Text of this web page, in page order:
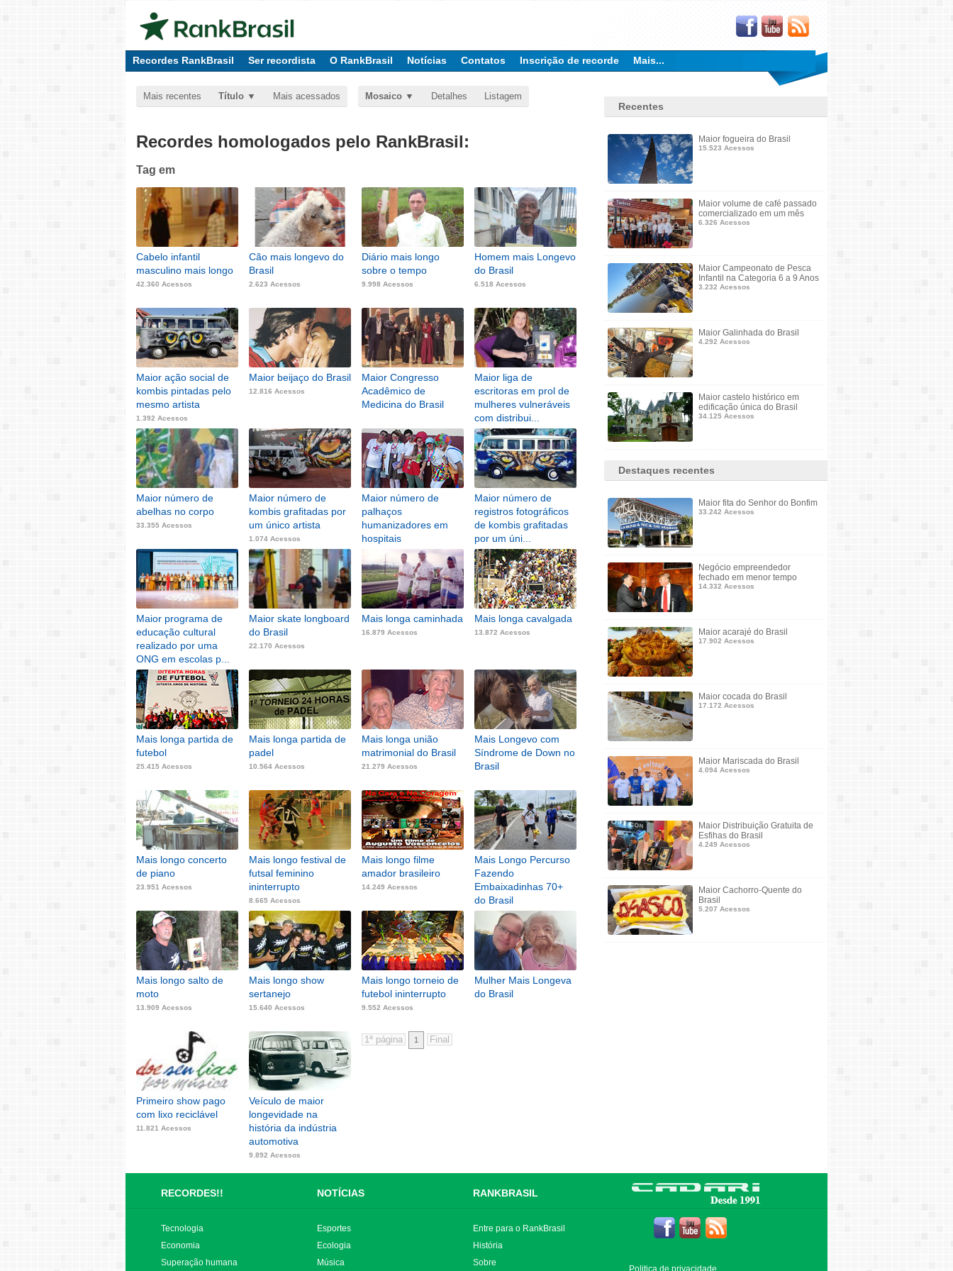
Recordes RankBrasil Ser recordista O RankBrasil Notícias Contatos Inscrição de recorde Mais...
Mais recentes Título Mais acessados Mosaico Detalhes Listagem
Recordes homologados pelo RankBrasil:
Tag em
Cabelo infantil
masculino mais longo
42.360 Acessos
Cão mais longevo do
Brasil
2.623 Acessos
Diário mais longo
sobre o tempo
9.998 Acessos
Homem mais Longevo
do Brasil
6.518 Acessos
Maior ação social de
kombis pintadas pelo
mesmo artista
1.392 Acessos
Maior beijaço do Brasil
12.816 Acessos
Maior Congresso
Acadêmico de
Medicina do Brasil
Maior liga de
escritoras em prol de
mulheres vulneráveis
com distribui...
8.984 Acessos
Maior número de
abelhas no corpo
33.355 Acessos
Maior número de
kombis grafitadas por
um único artista
1.074 Acessos
Maior número de
palhaços
humanizadores em
hospitais
11.480 Acessos
Maior número de
registros fotográficos
de kombis grafitadas
por um úni...
1.135 Acessos
Maior programa de
educação cultural
realizado por uma
ONG em escolas p...
3.954 Acessos
Maior skate longboard
do Brasil
22.170 Acessos
Mais longa caminhada
16.879 Acessos
Mais longa cavalgada
13.872 Acessos
Mais longa partida de
futebol
25.415 Acessos
Mais longa partida de
padel
10.564 Acessos
Mais longa união
matrimonial do Brasil
21.279 Acessos
Mais Longevo com
Síndrome de Down no
Brasil
Mais longo concerto
de piano
23.951 Acessos
Mais longo festival de
futsal feminino
ininterrupto
8.665 Acessos
Mais longo filme
amador brasileiro
14.249 Acessos
Mais Longo Percurso
Fazendo
Embaixadinhas 70+
do Brasil
1.850 Acessos
Mais longo salto de
moto
13.909 Acessos
Mais longo show
sertanejo
15.640 Acessos
Mais longo torneio de
futebol ininterrupto
9.552 Acessos
Mulher Mais Longeva
do Brasil
Primeiro show pago
com lixo reciclável
11.821 Acessos
Veículo de maior
longevidade na
história da indústria
automotiva
9.892 Acessos
1
Recentes
Maior fogueira do Brasil
15.523 Acessos
Maior volume de café passado
comercializado em um mês
6.326 Acessos
Maior Campeonato de Pesca
Infantil na Categoria 6 a 9 Anos
3.232 Acessos
Maior Galinhada do Brasil
4.292 Acessos
Maior castelo histórico em
edificação única do Brasil
34.125 Acessos
Destaques recentes
Maior fita do Senhor do Bonfim
33.242 Acessos
Negócio empreendedor
fechado em menor tempo
14.332 Acessos
Maior acarajé do Brasil
17.902 Acessos
Maior cocada do Brasil
17.172 Acessos
Maior Mariscada do Brasil
4.094 Acessos
Maior Distribuição Gratuita de
Esfihas do Brasil
4.249 Acessos
Maior Cachorro-Quente do
Brasil
5.207 Acessos
RECORDES!! NOTÍCIAS RANKBRASIL
Tecnologia
Economia
Superação humana
Esportes
Ecologia
Música
Entre para o RankBrasil
História
Sobre
Politica de privacidade